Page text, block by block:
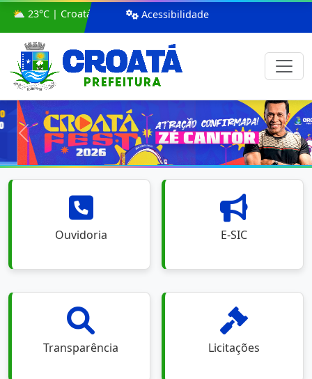
Acessibilidade
⛅ 23°C | Croatá
Anterior
Ouvidoria E-SIC
Transparência Licitações